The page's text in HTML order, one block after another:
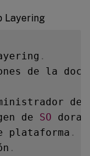
Layering
.
de la
de
de
SO
plataforma
.
.